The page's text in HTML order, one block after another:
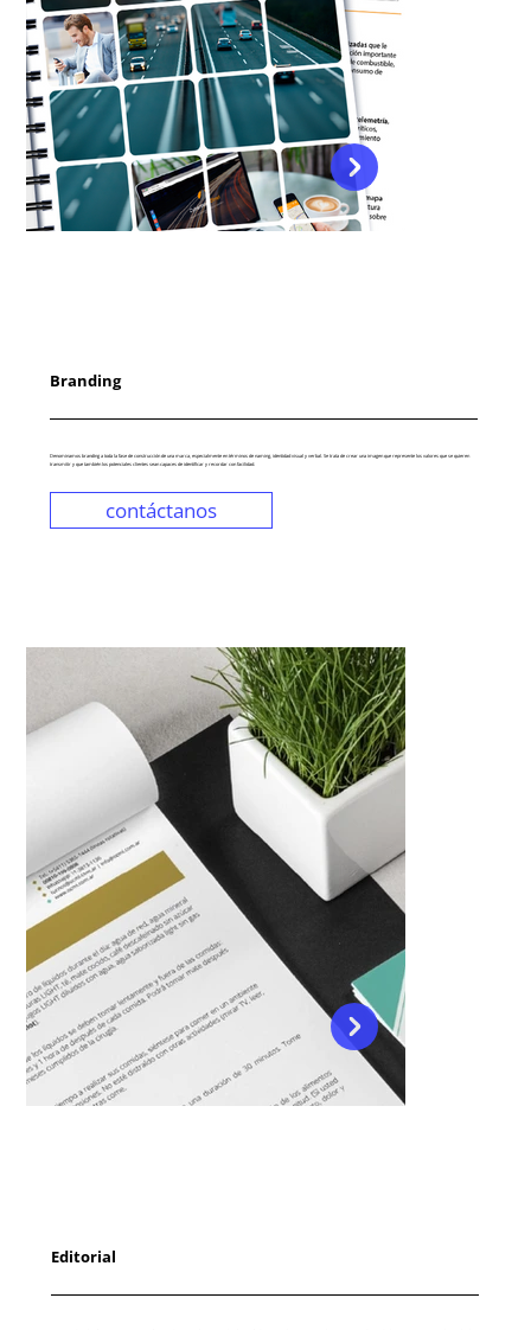
Denominamos branding a toda la fase de construcción de una marca, especialmente en términos de naming, identidad visual y verbal. Se trata de crear una imagen que represente los valores que se quieren
transmitir y que también los potenciales clientes sean capaces de identificar y recordar con facilidad.
Branding
contáctanos
Editorial